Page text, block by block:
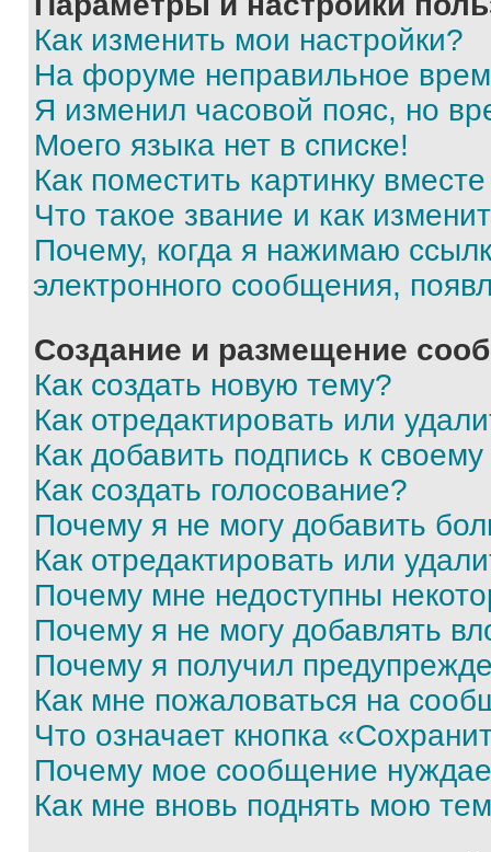
Как изменить мои настройки?
На форуме неправильное
Я изменил часовой пояс, но
Моего языка нет в списке!
Как поместить картинку
Что такое звание и как
Почему, когда я нажимаю
электронного сообщения,
Создание и размещение
Как создать новую тему?
Как отредактировать или
Как добавить подпись к
Как создать голосование?
Почему я не могу добавить
Как отредактировать или
Почему мне недоступны
Почему я не могу добавлять
Почему я получил
Как мне пожаловаться на
Что означает кнопка
Почему мое сообщение
Как мне вновь поднять мою